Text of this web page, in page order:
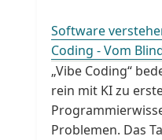
Software
Coding - Vom
„Vibe Coding“
rein mit KI zu
Problemen. Das